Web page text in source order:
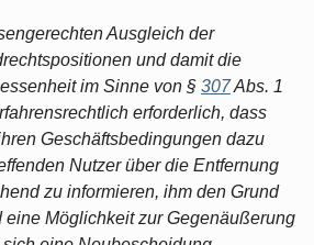
Ausgleich der
und damit die
im Sinne von § 307Abs. 1
erforderlich, dass
Geschäftsbedingungen dazu
Nutzer über die Entfernung
zu informieren, ihm den Grund
eine Möglichkeit zur Gegenäußerung